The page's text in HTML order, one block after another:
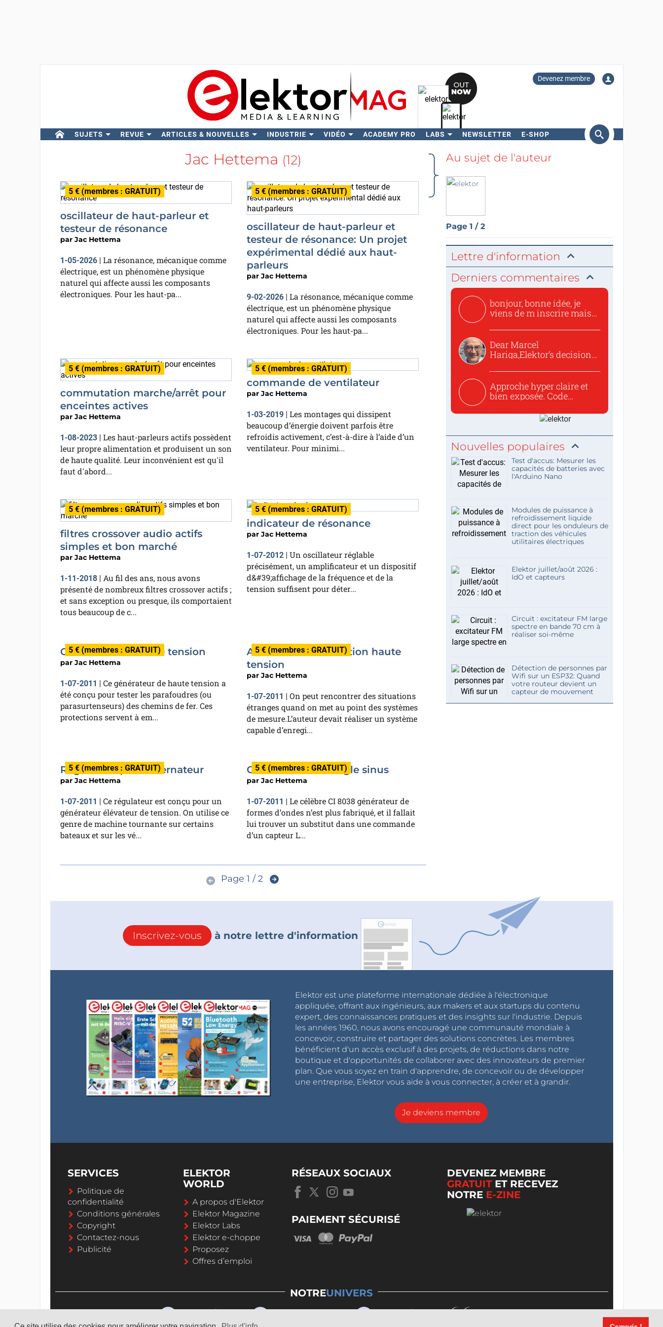
Devenez membre
SUJETS REVUE ARTICLES & NOUVELLES INDUSTRIE VIDÉO ACADEMY PRO LABS NEWSLETTER E-SHOP
Rechercher
Jac Hettema (12)
5 € (membres : GRATUIT)
oscillateur de haut-parleur et
testeur de résonance
par Jac Hettema
1-05-2026| La résonance, mécanique comme
électrique, est un phénomène physique
naturel qui affecte aussi les composants
électroniques. Pour les haut-pa...
5 € (membres : GRATUIT)
oscillateur de haut-parleur et
testeur de résonance: Un projet
expérimental dédié aux haut-
parleurs
par Jac Hettema
9-02-2026 | La résonance, mécanique comme
électrique, est un phénomène physique
naturel qui affecte aussi les composants
électroniques. Pour les haut-pa...
5 € (membres : GRATUIT)
commutation marche/arrêt pour
enceintes actives
par Jac Hettema
1-08-2023| Les haut-parleurs actifs possèdent
leur propre alimentation et produisent un son
de haute qualité. Leur inconvénient est qu'il
faut d'abord...
5 € (membres : GRATUIT)
commande de ventilateur
par Jac Hettema
1-03-2019 | Les montages qui dissipent
beaucoup d’énergie doivent parfois être
refroidis activement, c’est-à-dire à l’aide d’un
ventilateur. Pour minimi...
5 € (membres : GRATUIT)
filtres crossover audio actifs
simples et bon marché
par Jac Hettema
1-11-2018| Au fil des ans, nous avons
présenté de nombreux filtres crossover actifs ;
et sans exception ou presque, ils comportaient
tous beaucoup de c...
5 € (membres : GRATUIT)
indicateur de résonance
par Jac Hettema
1-07-2012 | Un oscillateur réglable
précisément, un amplificateur et un dispositif
d&#39;affichage de la fréquence et de la
tension suffisent pour déter...
5 € (membres : GRATUIT)
Générateur de haute tension
par Jac Hettema
1-07-2011 | Ce générateur de haute tension a
été conçu pour tester les parafoudres (ou
parasurtenseurs) des chemins de fer. Ces
protections servent à em...
5 € (membres : GRATUIT)
Alimentation à isolation haute
tension
par Jac Hettema
1-07-2011 | On peut rencontrer des situations
étranges quand on met au point des systèmes
de mesure.L’auteur devait réaliser un système
capable d’enregi...
5 € (membres : GRATUIT)
Régulateur pour alternateur
par Jac Hettema
1-07-2011 | Ce régulateur est conçu pour un
générateur élévateur de tension. On utilise ce
genre de machine tournante sur certains
bateaux et sur les vé...
5 € (membres : GRATUIT)
Convertisseur triangle sinus
par Jac Hettema
1-07-2011 | Le célèbre CI 8038 générateur de
formes d’ondes n’est plus fabriqué, et il fallait
lui trouver un substitut dans une commande
d’un capteur L...
Page 1 / 2
Au sujet de l'auteur
Page 1 / 2
Lettre d'information
Derniers commentaires
bonjour, bonne idée, je
viens de m inscrire mais
Dear Marcel
Hariga,Elektor’s decision
Approche hyper claire et
bien exposée. Code
Nouvelles populaires
Test d'accus: Mesurer les
capacités de batteries avec
l'Arduino Nano
Modules de puissance à
refroidissement liquide
direct pour les onduleurs de
traction des véhicules
utilitaires électriques
Elektor juillet/août 2026 :
IdO et capteurs
Circuit : excitateur FM large
spectre en bande 70 cm à
réaliser soi-même
Détection de personnes par
Wifi sur un ESP32: Quand
votre routeur devient un
capteur de mouvement
Inscrivez-vous à notre lettre d'information
Elektor est une plateforme internationale dédiée à l'électronique
appliquée, offrant aux ingénieurs, aux makers et aux startups du contenu
expert, des connaissances pratiques et des insights sur l'industrie. Depuis
les années 1960, nous avons encouragé une communauté mondiale à
concevoir, construire et partager des solutions concrètes. Les membres
bénéficient d'un accès exclusif à des projets, de réductions dans notre
boutique et d'opportunités de collaborer avec des innovateurs de premier
plan. Que vous soyez en train d'apprendre, de concevoir ou de développer
une entreprise, Elektor vous aide à vous connecter, à créer et à grandir.
Je deviens membre
SERVICES
Politique de
confidentialité
Conditions générales
Copyright
Contactez-nous
Publicité
ELEKTOR
WORLD
A propos d'Elektor
Elektor Magazine
Elektor Labs
Elektor e-choppe
Proposez
Offres d’emploi
RÉSEAUX SOCIAUX
PAIEMENT SÉCURISÉ
DEVENEZ MEMBRE
GRATUITET RECEVEZ
NOTRE E-ZINE
NOTREUNIVERS